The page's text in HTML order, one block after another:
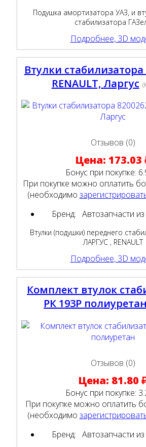
Подушка амортизатора УАЗ, и
стабилизатора
Подробнее, 3D
Втулки стабилизатора
RENAULT, Ларгус
Отзывов (0)
Цена:173.03
Бонус при покупке:
При покупке можно оплатить
(необходимо
Бренд: Автозапчасти
Втулки (подушки) переднего
ЛАРГУС , RENAULT
Подробнее, 3D
Комплект втулок
РК 193Р полиуретан
Отзывов (0)
Цена: 81.80
Бонус при покупке:
При покупке можно оплатить
(необходимо
Бренд: Автозапчасти